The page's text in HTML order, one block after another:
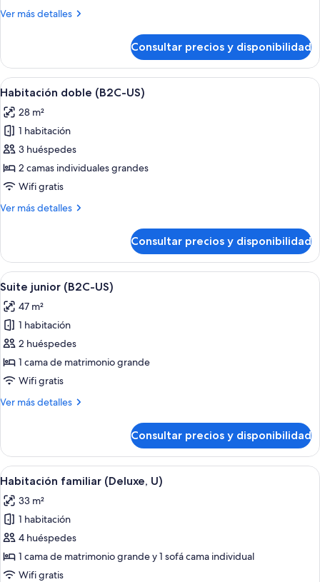
US)
Ver más detalles
Más
Deluxe
(B2C-
US)
Consultar precios y disponibilidad
Abrir
todas
las
fotos
de
Habitación
doble
US)
Una habitación de hotel con cama,
4
Habitación doble (B2C-US)
28 m²
1 habitación
3 huéspedes
2 camas individuales grandes
Wifi gratis
Ver más detalles
Más
doble
(B2C-
US)
Consultar precios y disponibilidad
Abrir
todas
las
fotos
de
Suite
junior
US)
Una habitación de hotel moderna
5
Suite junior (B2C-US)
47 m²
1 habitación
2 huéspedes
1 cama de matrimonio grande
Wifi gratis
Ver más detalles
Más
junior
(B2C-
US)
Consultar precios y disponibilidad
Abrir
todas
las
fotos
de
Habitación
familiar
Una habitación de hotel con dos
5
Habitación familiar (Deluxe, U)
33 m²
1 habitación
4 huéspedes
1 cama de matrimonio grande y 1 sofá cama individual
Wifi gratis